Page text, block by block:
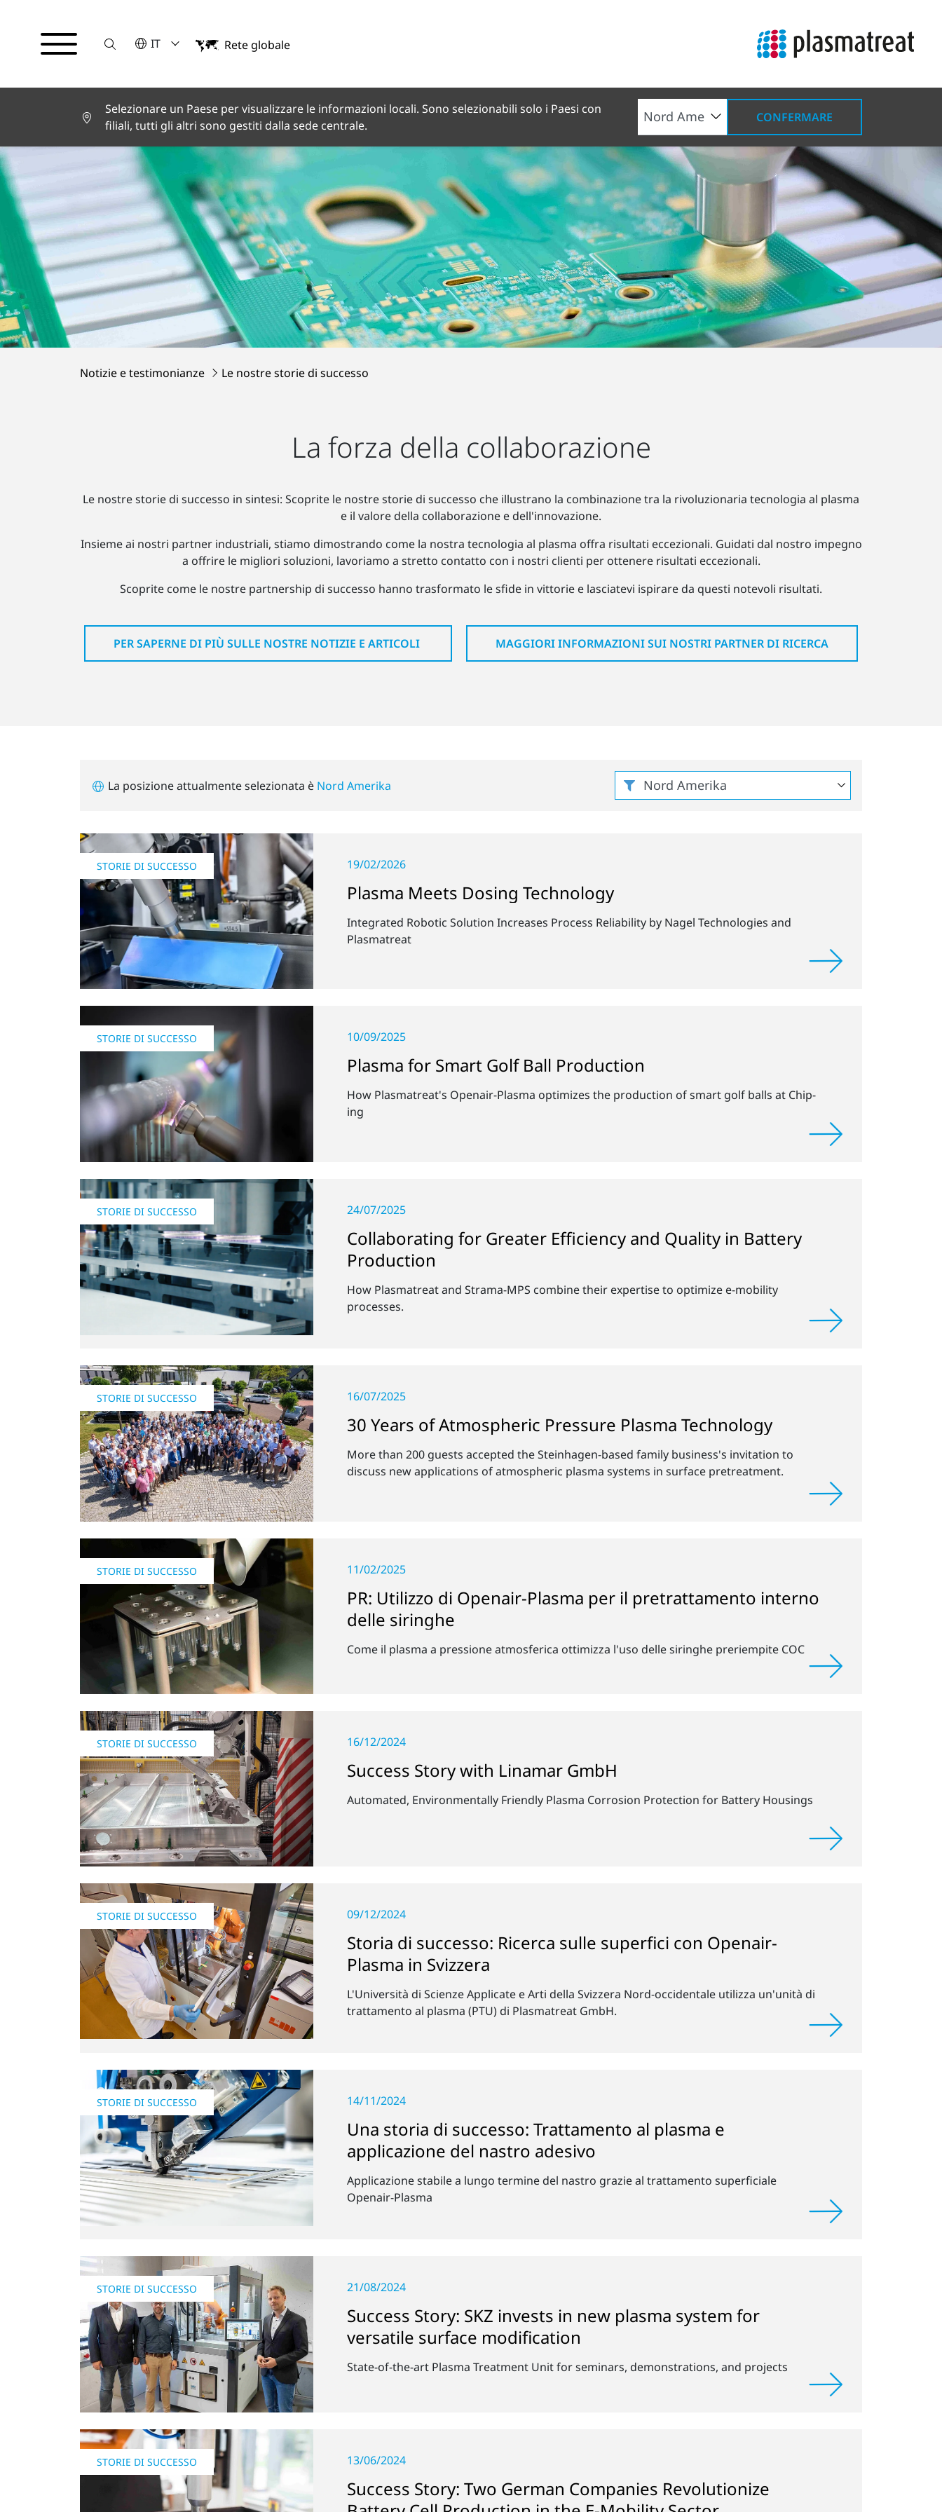
SucheVELEZIONA UNA LINGUA
IT
English
Español
Français
Italiano
Türkçe
日本語
한국어
中文
Rete globale
Selezionare un Paese per visualizzare le informazioni locali. Sono selezionabili solo i Paesi con
filiali, tutti gli altri sono gestiti dalla sede centrale.
CONFERMARE
Notizie e testimonianze Le nostre storie di successo
La forza della collaborazione
Le nostre storie di successo in sintesi: Scoprite le nostre storie di successo che illustrano la combinazione tra la rivoluzionaria tecnologia al plasma
e il valore della collaborazione e dell'innovazione.
Insieme ai nostri partner industriali, stiamo dimostrando come la nostra tecnologia al plasma offra risultati eccezionali. Guidati dal nostro impegno
a offrire le migliori soluzioni, lavoriamo a stretto contatto con i nostri clienti per ottenere risultati eccezionali.
Scoprite come le nostre partnership di successo hanno trasformato le sfide in vittorie e lasciatevi ispirare da questi notevoli risultati.
PER SAPERNE DI PIÙ SULLE NOSTRE NOTIZIE E ARTICOLI MAGGIORI INFORMAZIONI SUI NOSTRI PARTNER DI RICERCA
La posizione attualmente selezionata è Nord Amerika
STORIE DI SUCCESSO 19/02/2026
Plasma Meets Dosing Technology
Integrated Robotic Solution Increases Process Reliability by Nagel Technologies and
Plasmatreat
STORIE DI SUCCESSO 10/09/2025
Plasma for Smart Golf Ball Production
How Plasmatreat's Openair-Plasma optimizes the production of smart golf balls at Chip-
ing
STORIE DI SUCCESSO 24/07/2025
Collaborating for Greater Efficiency and Quality in Battery
Production
How Plasmatreat and Strama-MPS combine their expertise to optimize e-mobility
processes.
STORIE DI SUCCESSO 16/07/2025
30 Years of Atmospheric Pressure Plasma Technology
More than 200 guests accepted the Steinhagen-based family business's invitation to
discuss new applications of atmospheric plasma systems in surface pretreatment.
STORIE DI SUCCESSO 11/02/2025
PR: Utilizzo di Openair-Plasma per il pretrattamento interno
delle siringhe
Come il plasma a pressione atmosferica ottimizza l'uso delle siringhe preriempite COC
STORIE DI SUCCESSO 16/12/2024
Success Story with Linamar GmbH
Automated, Environmentally Friendly Plasma Corrosion Protection for Battery Housings
STORIE DI SUCCESSO 09/12/2024
Storia di successo: Ricerca sulle superfici con Openair-
Plasma in Svizzera
L'Università di Scienze Applicate e Arti della Svizzera Nord-occidentale utilizza un'unità di
trattamento al plasma (PTU) di Plasmatreat GmbH.
STORIE DI SUCCESSO 14/11/2024
Una storia di successo: Trattamento al plasma e
applicazione del nastro adesivo
Applicazione stabile a lungo termine del nastro grazie al trattamento superficiale
Openair-Plasma
STORIE DI SUCCESSO 21/08/2024
Success Story: SKZ invests in new plasma system for
versatile surface modification
State-of-the-art Plasma Treatment Unit for seminars, demonstrations, and projects
STORIE DI SUCCESSO 13/06/2024
Success Story: Two German Companies Revolutionize